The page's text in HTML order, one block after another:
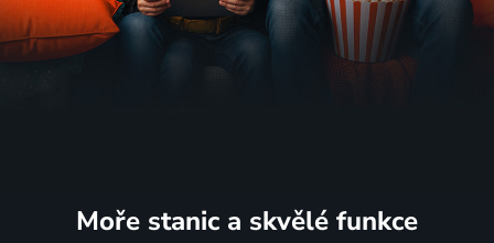
Moře stanic a skvělé funkce